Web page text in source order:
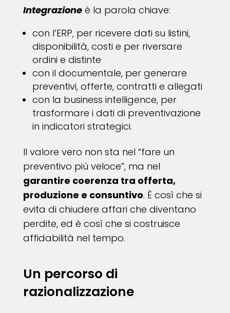
Integrazioneè la parola chiave:
con l’ERP, per ricevere dati su listini,
disponibilità, costi e per riversare
ordini e distinte
con il documentale, per generare
preventivi, offerte, contratti e allegati
con la business intelligence, per
trasformare i dati di preventivazione
in indicatori strategici.
Il valore vero non sta nel “fare un
preventivo più veloce”, ma nel
garantire coerenza tra offerta,
produzione e consuntivo. È così che si
evita di chiudere affari che diventano
perdite, ed è così che si costruisce
affidabilità nel tempo.
Un percorso di
razionalizzazione